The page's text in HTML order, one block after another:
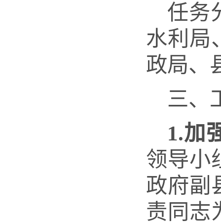
任务
水利局
政局、
三、
1.加
领导小
政府副
责同志